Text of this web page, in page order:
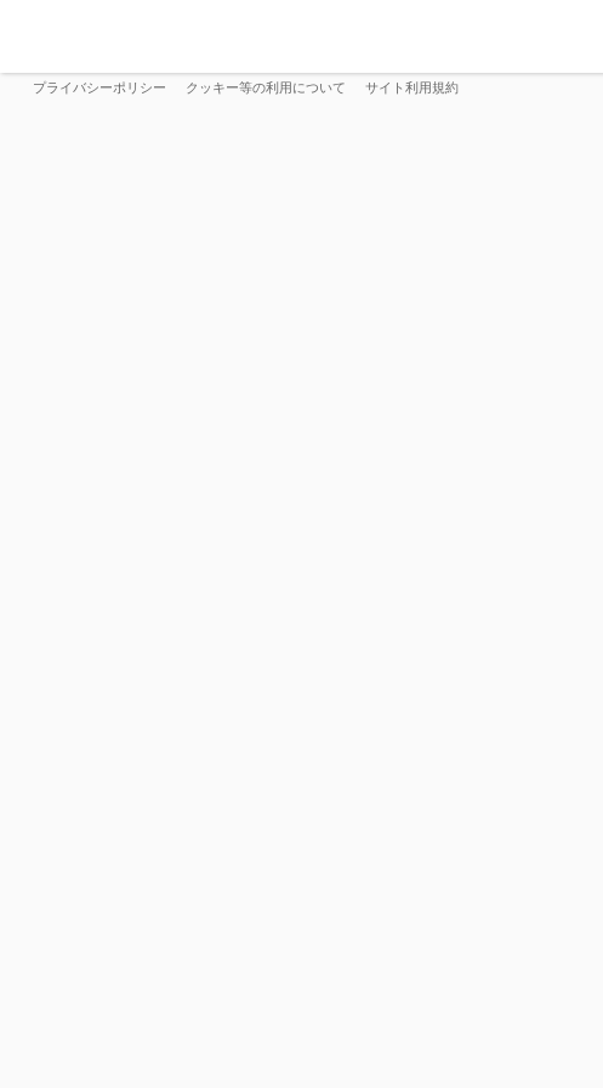
プライバシーポリシー クッキー等の利用について サイト利用規約